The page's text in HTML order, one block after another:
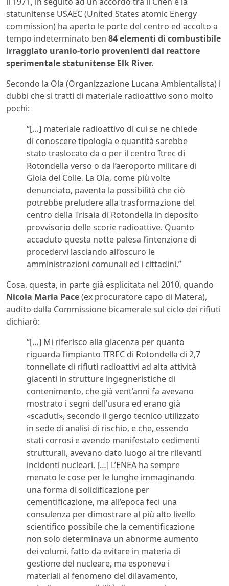
statunitense USAEC (United States atomic Energy
commission) ha aperto le porte del centro ed accolto a
tempo indeterminato ben 84 elementi di combustibile
irraggiato uranio-torio provenienti dal reattore
sperimentale statunitense Elk River.
Secondo la Ola (Organizzazione Lucana Ambientalista) i
dubbi che si tratti di materiale radioattivo sono molto
pochi:
“[…] materiale radioattivo di cui se ne chiede
di conoscere tipologia e quantità sarebbe
stato traslocato da o per il centro Itrec di
Rotondella verso o da l’aeroporto militare di
Gioia del Colle. La Ola, come più volte
denunciato, paventa la possibilità che ciò
potrebbe preludere alla trasformazione del
centro della Trisaia di Rotondella in deposito
provvisorio delle scorie radioattive. Quanto
accaduto questa notte palesa l’intenzione di
procedervi lasciando all’oscuro le
amministrazioni comunali ed i cittadini.”
Cosa, questa, in parte già esplicitata nel 2010, quando
Nicola Maria Pace(ex procuratore capo di Matera),
audito dalla Commissione bicamerale sul ciclo dei rifiuti
dichiarò:
“[…] Mi riferisco alla giacenza per quanto
riguarda l’impianto ITREC di Rotondella di 2,7
tonnellate di rifiuti radioattivi ad alta attività
giacenti in strutture ingegneristiche di
contenimento, che già vent’anni fa avevano
mostrato i segni dell’usura ed erano già
«scaduti», secondo il gergo tecnico utilizzato
in sede di analisi di rischio, e che, essendo
stati corrosi e avendo manifestato cedimenti
strutturali, avevano dato luogo ai tre rilevanti
incidenti nucleari. […] L’ENEA ha sempre
menato le cose per le lunghe immaginando
una forma di solidificazione per
cementificazione, ma all’epoca feci una
consulenza per dimostrare al più alto livello
scientifico possibile che la cementificazione
non solo determinava un abnorme aumento
dei volumi, fatto da evitare in materia di
gestione del nucleare, ma esponeva i
materiali al fenomeno del dilavamento,